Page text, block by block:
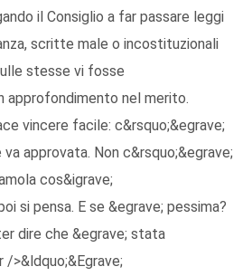
il Consiglio a far passare leggi
scritte male o incostituzionali
stesse vi fosse
approfondimento nel merito.
vincere facile: c&rsquo;&egrave;
va approvata. Non c&rsquo;&egrave;
cos&igrave;
si pensa. E se &egrave; pessima?
dire che &egrave; stata
>&ldquo;&Egrave;